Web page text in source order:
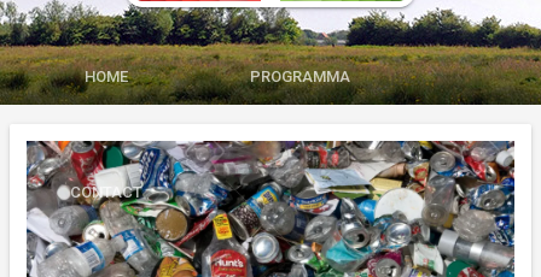
HOME PROGRAMMA
CONTACT